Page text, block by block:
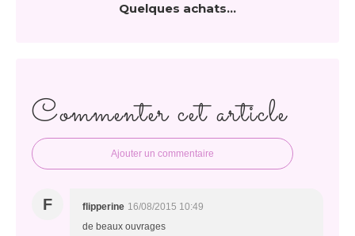
Quelques achats...
Commenter cet article
Ajouter un commentaire
F flipperine 16/08/2015 10:49
de beaux ouvrages